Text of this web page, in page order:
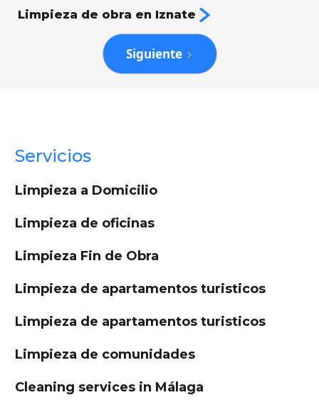
Limpieza de obra en Iznate
Siguiente
Servicios
Limpieza a Domicilio
Limpieza de oficinas
Limpieza Fin de Obra
Limpieza de apartamentos turisticos
Limpieza de apartamentos turisticos
Limpieza de comunidades
Cleaning services in Málaga